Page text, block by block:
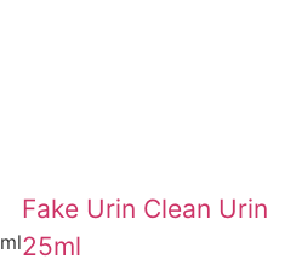
Fake Urin Clean Urin
25ml